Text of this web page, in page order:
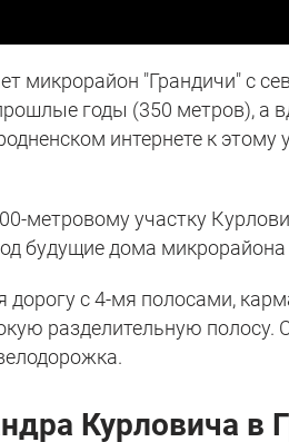
микрорайон "Грандичи" с
годы (350 метров), а
интернете к этому
метровому участку
будущие дома микрорайона
дорогу с 4-мя полосами,
разделительную полосу.
Курловича в